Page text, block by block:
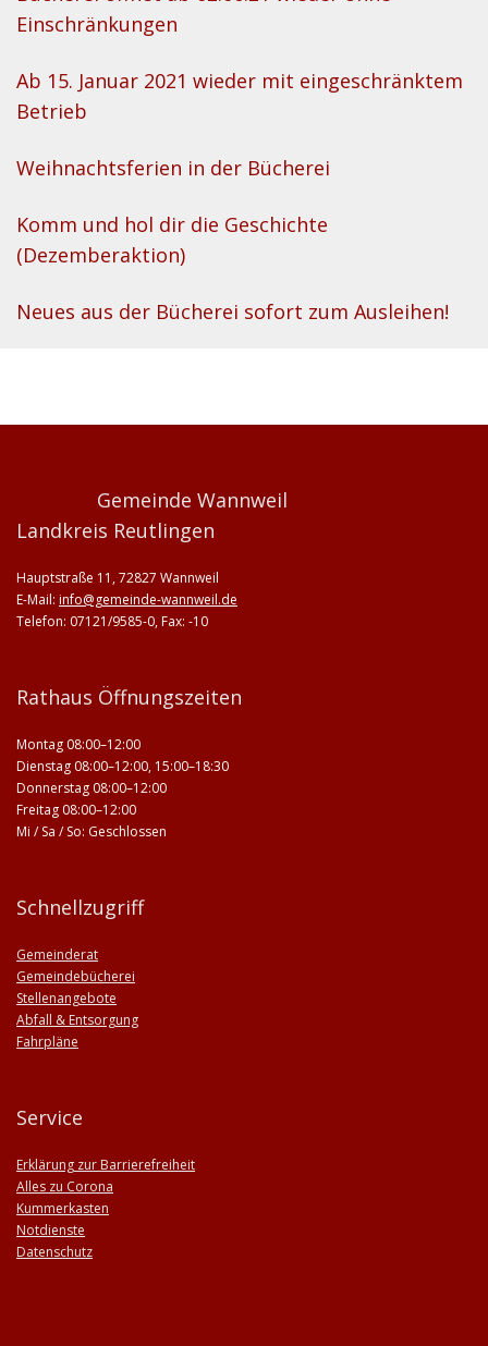
Einschränkungen
Ab 15. Januar 2021 wieder mit eingeschränktem
Betrieb
Weihnachtsferien in der Bücherei
Komm und hol dir die Geschichte
(Dezemberaktion)
Neues aus der Bücherei sofort zum Ausleihen!
Gemeinde Wannweil
Landkreis Reutlingen
Hauptstraße 11, 72827 Wannweil
E-Mail: info@gemeinde-wannweil.de
Telefon: 07121/9585-0, Fax: -10
Rathaus Öffnungszeiten
Montag 08:00–12:00
Dienstag 08:00–12:00, 15:00–18:30
Donnerstag 08:00–12:00
Freitag 08:00–12:00
Mi / Sa / So: Geschlossen
Schnellzugriff
Gemeinderat
Gemeindebücherei
Stellenangebote
Abfall & Entsorgung
Fahrpläne
Service
Erklärung zur Barrierefreiheit
Alles zu Corona
Kummerkasten
Notdienste
Datenschutz